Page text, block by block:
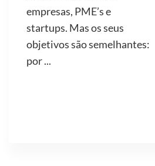
empresas, PME’s e
startups. Mas os seus
objetivos são semelhantes:
por ...